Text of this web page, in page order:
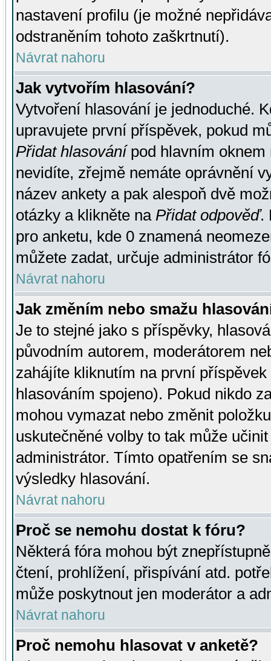
nastavení profilu (je možné
odstraněním tohoto zaškrtnutí).
Návrat nahoru
Jak vytvořím hlasování?
Vytvoření hlasování je jednoduché.
upravujete první příspěvek, pokud
Přidat hlasovánípod hlavním oknem
nevidíte, zřejmě nemáte oprávnění
název ankety a pak alespoň dvě
otázky a klikněte na Přidat odpověď.
pro anketu, kde 0 znamená
můžete zadat, určuje administrátor
Návrat nahoru
Jak změním nebo smažu
Je to stejné jako s příspěvky,
původním autorem, moderátorem
zahájíte kliknutím na první
hlasováním spojeno). Pokud nikdo
mohou vymazat nebo změnit
uskutečněné volby to tak může
administrátor. Tímto opatřením se
výsledky hlasování.
Návrat nahoru
Proč se nemohu dostat k fóru?
Některá fóra mohou být
čtení, prohlížení, přispívání atd.
může poskytnout jen moderátor a
Návrat nahoru
Proč nemohu hlasovat v anketě?